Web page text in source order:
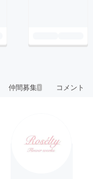
仲間募集 1 コメント